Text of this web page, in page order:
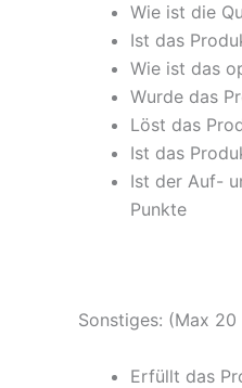
Wie ist die
Ist das
Wie ist das
Wurde das
Löst das
Ist das
Ist der Auf-
Punkte
Sonstiges: (Max 20
Erfüllt das